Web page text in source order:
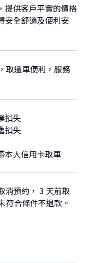
提供客戶平實的價格
安全舒適及便利安
取還車便利，服務
損失
損失
本人信用卡取車
消預約， 3 天前取
符合條件不退款。